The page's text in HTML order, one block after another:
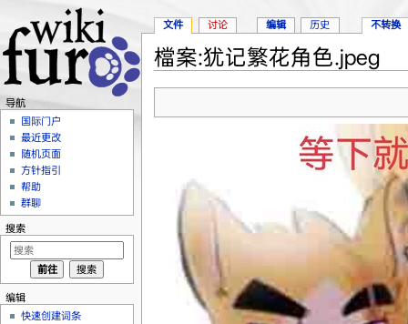
檔案:犹记繁花角色.jpeg
文件 讨论 编辑 历史 不转换
导航
国际门户
最近更改
随机页面
方针指引
帮助
群聊
搜索
编辑
快速创建词条